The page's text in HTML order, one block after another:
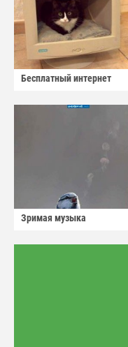
Бесплатный интернет
Зримая музыка